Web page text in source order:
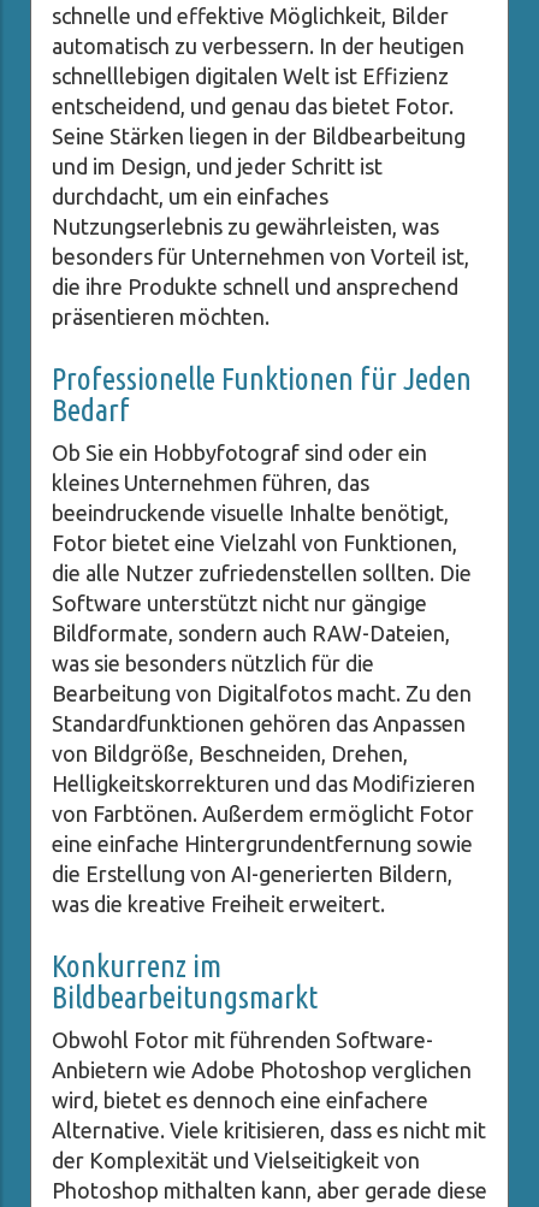
schnelle und effektive Möglichkeit, Bilder
automatisch zu verbessern. In der heutigen
schnelllebigen digitalen Welt ist Effizienz
entscheidend, und genau das bietet Fotor.
Seine Stärken liegen in der Bildbearbeitung
und im Design, und jeder Schritt ist
durchdacht, um ein einfaches
Nutzungserlebnis zu gewährleisten, was
besonders für Unternehmen von Vorteil ist,
die ihre Produkte schnell und ansprechend
präsentieren möchten.
Professionelle Funktionen für Jeden
Bedarf
Ob Sie ein Hobbyfotograf sind oder ein
kleines Unternehmen führen, das
beeindruckende visuelle Inhalte benötigt,
Fotor bietet eine Vielzahl von Funktionen,
die alle Nutzer zufriedenstellen sollten. Die
Software unterstützt nicht nur gängige
Bildformate, sondern auch RAW-Dateien,
was sie besonders nützlich für die
Bearbeitung von Digitalfotos macht. Zu den
Standardfunktionen gehören das Anpassen
von Bildgröße, Beschneiden, Drehen,
Helligkeitskorrekturen und das Modifizieren
von Farbtönen. Außerdem ermöglicht Fotor
eine einfache Hintergrundentfernung sowie
die Erstellung von AI-generierten Bildern,
was die kreative Freiheit erweitert.
Konkurrenz im
Bildbearbeitungsmarkt
Obwohl Fotor mit führenden Software-
Anbietern wie Adobe Photoshop verglichen
wird, bietet es dennoch eine einfachere
Alternative. Viele kritisieren, dass es nicht mit
der Komplexität und Vielseitigkeit von
Photoshop mithalten kann, aber gerade diese